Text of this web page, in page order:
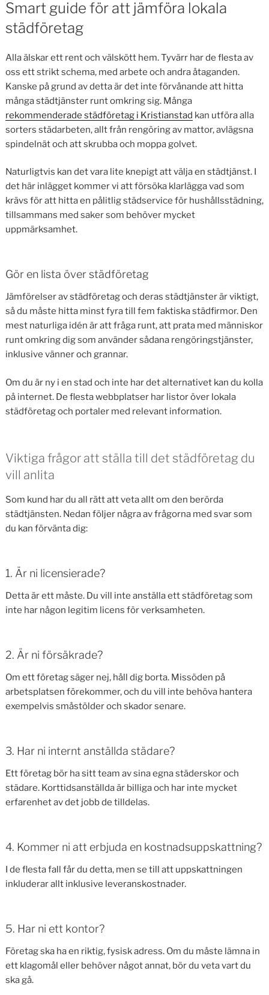
Smart guide för att jämföra lokala
städföretag
Alla älskar ett rent och välskött hem. Tyvärr har de flesta av
oss ett strikt schema, med arbete och andra åtaganden.
Kanske på grund av detta är det inte förvånande att hitta
många städtjänster runt omkring sig. Många
rekommenderade städföretag i Kristianstad kan utföra alla
sorters städarbeten, allt från rengöring av mattor, avlägsna
spindelnät och att skrubba och moppa golvet.
Naturligtvis kan det vara lite knepigt att välja en städtjänst. I
det här inlägget kommer vi att försöka klarlägga vad som
krävs för att hitta en pålitlig städservice för hushållsstädning,
tillsammans med saker som behöver mycket
uppmärksamhet.
Gör en lista över städföretag
Jämförelser av städföretag och deras städtjänster är viktigt,
så du måste hitta minst fyra till fem faktiska städfirmor. Den
mest naturliga idén är att fråga runt, att prata med människor
runt omkring dig som använder sådana rengöringstjänster,
inklusive vänner och grannar.
Om du är ny i en stad och inte har det alternativet kan du kolla
på internet. De flesta webbplatser har listor över lokala
städföretag och portaler med relevant information.
Viktiga frågor att ställa till det städföretag du
vill anlita
Som kund har du all rätt att veta allt om den berörda
städtjänsten. Nedan följer några av frågorna med svar som
du kan förvänta dig:
1. Är ni licensierade?
Detta är ett måste. Du vill inte anställa ett städföretag som
inte har någon legitim licens för verksamheten.
2. Är ni försäkrade?
Om ett företag säger nej, håll dig borta. Missöden på
arbetsplatsen förekommer, och du vill inte behöva hantera
exempelvis småstölder och skador senare.
3. Har ni internt anställda städare?
Ett företag bör ha sitt team av sina egna städerskor och
städare. Korttidsanställda är billiga och har inte mycket
erfarenhet av det jobb de tilldelas.
4. Kommer ni att erbjuda en kostnadsuppskattning?
I de flesta fall får du detta, men se till att uppskattningen
inkluderar allt inklusive leveranskostnader.
5. Har ni ett kontor?
Företag ska ha en riktig, fysisk adress. Om du måste lämna in
ett klagomål eller behöver något annat, bör du veta vart du
ska gå.